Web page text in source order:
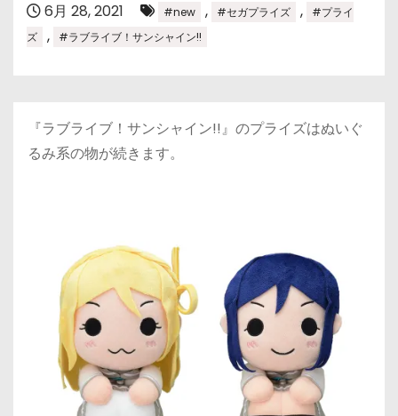
6月 28, 2021 #new , #セガプライズ ,
#プライ
ズ
, #ラブライブ！サンシャイン!!
『ラブライブ！サンシャイン!!』のプライズはぬいぐ
るみ系の物が続きます。